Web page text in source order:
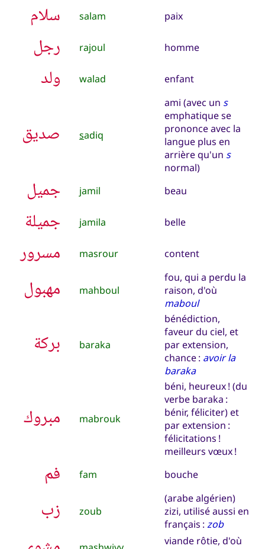
سلام salam paix
رجل rajoul homme
ولد walad enfant
صديق sadiq
ami (avec un s
emphatique se
prononce avec la
langue plus en
arrière qu'un s
normal)
جميل jamil beau
جميلة jamila belle
مسرور masrour content
مهبول mahboul
fou, qui a perdu la
raison, d'où
maboul
بركة baraka
bénédiction,
faveur du ciel, et
par extension,
chance : avoir la
baraka
مبروك mabrouk
béni, heureux ! (du
verbe baraka :
bénir, féliciter) et
par extension :
félicitations !
meilleurs vœux !
فم fam bouche
زب zoub
(arabe algérien)
zizi, utilisé aussi en
français : zob
viande rôtie, d'où